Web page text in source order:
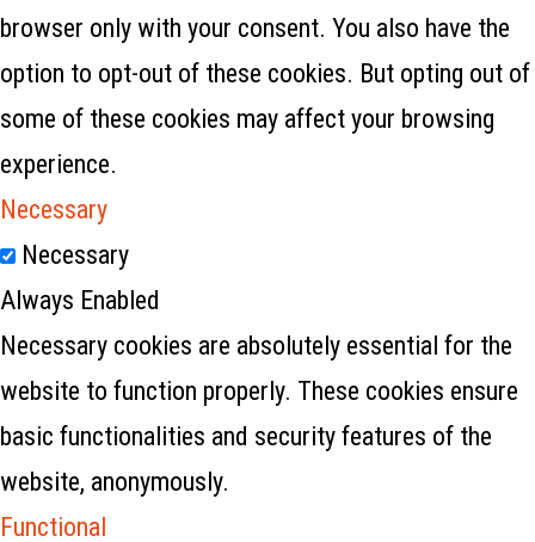
browser only with your consent. You also have the
option to opt-out of these cookies. But opting out of
some of these cookies may affect your browsing
experience.
Necessary
Necessary
Always Enabled
Necessary cookies are absolutely essential for the
website to function properly. These cookies ensure
basic functionalities and security features of the
website, anonymously.
Functional